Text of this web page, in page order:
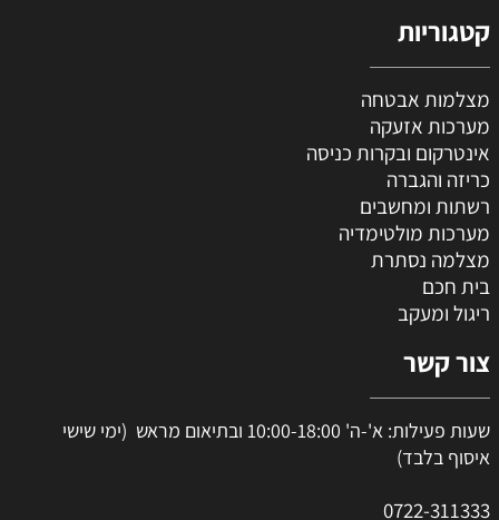
קטגוריות
מצלמות אבטחה
מערכות אזעקה
אינטרקום ובקרות כניסה
כריזה והגברה
רשתות ומחשבים
מערכות מולטימדיה
מצלמה נסתרת
בית חכם
ריגול ומעקב
צור קשר
שעות פעילות: א'-ה' 10:00-18:00 ובתיאום מראש (ימי שישי
איסוף בלבד)
0722-311333